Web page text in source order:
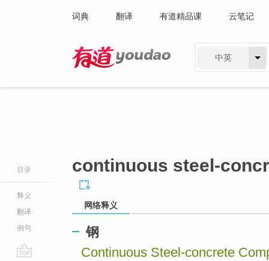
词典 翻译 有道精品课 云笔记
中英
目录
释义
翻译
例句
continuous steel-
网络释义
钢
Continuous Steel-concrete